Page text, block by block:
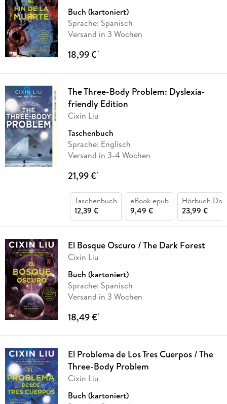
Buch (kartoniert)
Sprache: Spanisch
Versand in 3 Wochen
18,99 €*
The Three-Body Problem: Dyslexia-
friendly Edition
Cixin Liu
Taschenbuch
Sprache: Englisch
Versand in 3-4 Wochen
21,99 €*
Taschenbuch
12,39 €
eBook epub
9,49 €
Hörbuch
23,99 €
El Bosque Oscuro / The Dark Forest
Cixin Liu
Buch (kartoniert)
Sprache: Spanisch
Versand in 3 Wochen
18,49 €*
El Problema de Los Tres Cuerpos / The
Three-Body Problem
Cixin Liu
Buch (kartoniert)